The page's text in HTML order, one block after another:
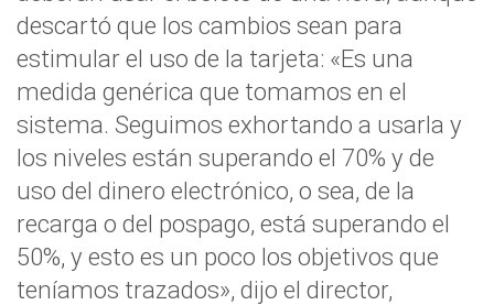
descartó que los cambios sean para
estimular el uso de la tarjeta: «Es una
medida genérica que tomamos en el
sistema. Seguimos exhortando a usarla y
los niveles están superando el 70% y de
uso del dinero electrónico, o sea, de la
recarga o del pospago, está superando el
50%, y esto es un poco los objetivos que
teníamos trazados», dijo el director,